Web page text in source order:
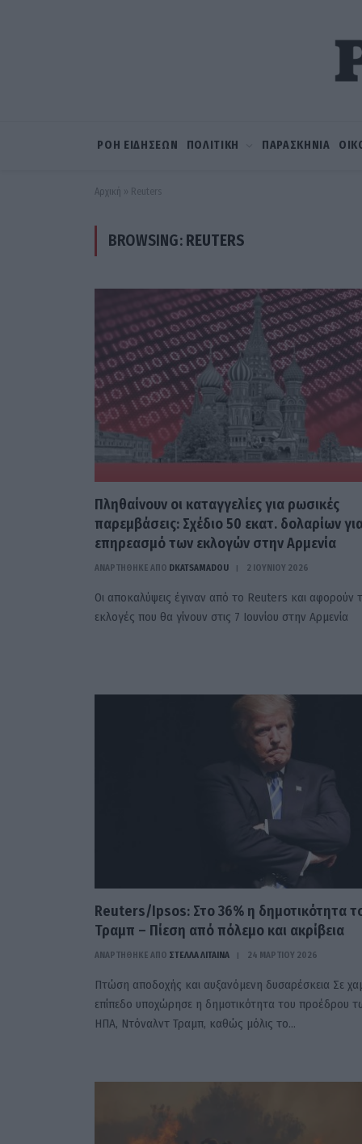
ΡΟΗ ΕΙΔΗΣΕΩΝ ΠΟΛΙΤΙΚΗ ΠΑΡΑΣΚΗΝΙΑ
Αρχική » Reuters
BROWSING: REUTERS
Πληθαίνουν οι καταγγελίες για ρωσικές
παρεμβάσεις: Σχέδιο 50 εκατ. δολαρίων
επηρεασμό των εκλογών στην Αρμενία
ΑΝΑΡΤΗΘΗΚΕ ΑΠΟ DKATSAMADOU 2 ΙΟΥΝΊΟΥ 2026
Οι αποκαλύψεις έγιναν από το Reuters και αφορούν
εκλογές που θα γίνουν στις 7 Ιουνίου στην Αρμενία
Reuters/Ipsos: Στο 36% η δημοτικότητα
Τραμπ – Πίεση από πόλεμο και ακρίβεια
ΑΝΑΡΤΗΘΗΚΕ ΑΠΟ ΣΤΈΛΛΑ ΛΊΤΑΙΝΑ 24 ΜΑΡΤΊΟΥ 2026
Πτώση αποδοχής και αυξανόμενη δυσαρέσκεια Σε
επίπεδο υποχώρησε η δημοτικότητα του προέδρου
ΗΠΑ, Ντόναλντ Τραμπ, καθώς μόλις το…